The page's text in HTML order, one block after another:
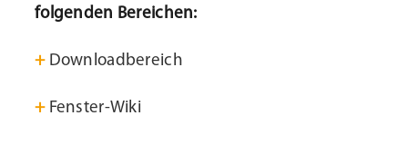
folgenden Bereichen:
+Downloadbereich
+Fenster-Wiki